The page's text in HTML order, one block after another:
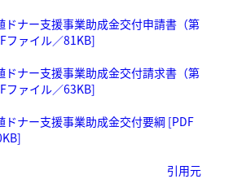
ドナー支援事業助成金交付申請書（第
ファイル／81KB]
ドナー支援事業助成金交付請求書（第
ファイル／63KB]
ドナー支援事業助成金交付要綱 [PDF
引用元